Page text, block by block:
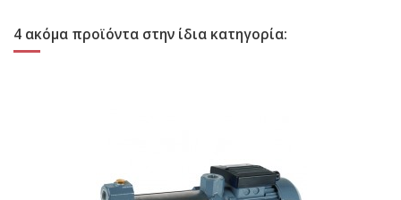
4 ακόμα προϊόντα στην ίδια κατηγορία: